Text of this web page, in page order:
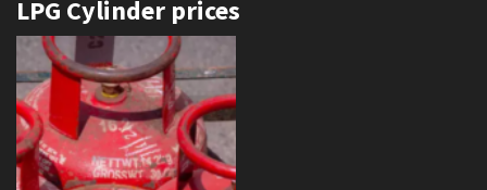
LPG Cylinder prices